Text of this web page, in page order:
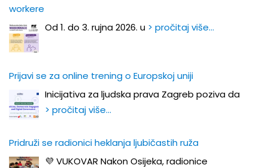
workere
Od 1. do 3. rujna 2026. u > pročitaj više…
Prijavi se za online trening o Europskoj uniji
Inicijativa za ljudska prava Zagreb poziva da
> pročitaj više…
Pridruži se radionici heklanja ljubičastih ruža
💜 VUKOVAR Nakon Osijeka, radionice